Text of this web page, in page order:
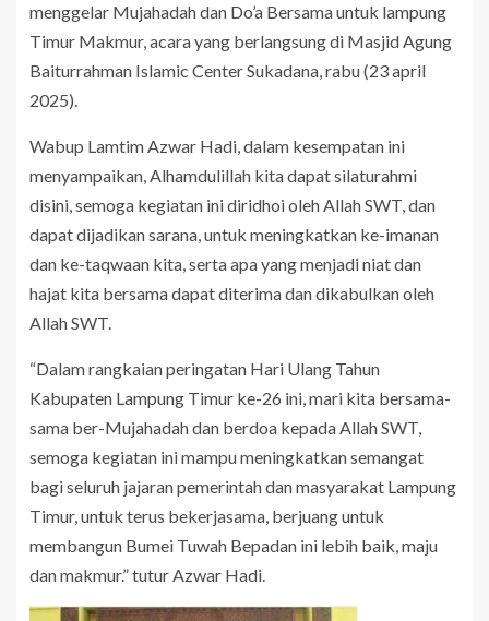
menggelar Mujahadah dan Do’a Bersama untuk lampung
Timur Makmur, acara yang berlangsung di Masjid Agung
Baiturrahman Islamic Center Sukadana, rabu (23 april
2025).
Wabup Lamtim Azwar Hadi, dalam kesempatan ini
menyampaikan, Alhamdulillah kita dapat silaturahmi
disini, semoga kegiatan ini diridhoi oleh Allah SWT, dan
dapat dijadikan sarana, untuk meningkatkan ke-imanan
dan ke-taqwaan kita, serta apa yang menjadi niat dan
hajat kita bersama dapat diterima dan dikabulkan oleh
Allah SWT.
“Dalam rangkaian peringatan Hari Ulang Tahun
Kabupaten Lampung Timur ke-26 ini, mari kita bersama-
sama ber-Mujahadah dan berdoa kepada Allah SWT,
semoga kegiatan ini mampu meningkatkan semangat
bagi seluruh jajaran pemerintah dan masyarakat Lampung
Timur, untuk terus bekerjasama, berjuang untuk
membangun Bumei Tuwah Bepadan ini lebih baik, maju
dan makmur.” tutur Azwar Hadi.